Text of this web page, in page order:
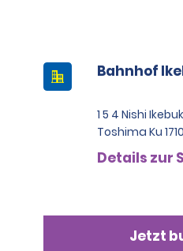
Bahnhof
1 5 4 Nishi
Toshima Ku
Details zur
Jetzt